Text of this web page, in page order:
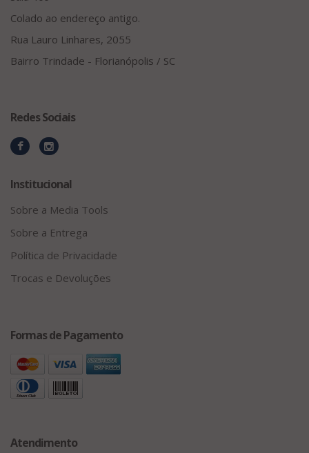
Colado ao endereço antigo.
Rua Lauro Linhares, 2055
Bairro Trindade - Florianópolis / SC
Redes Sociais
Institucional
Sobre a Media Tools
Sobre a Entrega
Política de Privacidade
Trocas e Devoluções
Formas de Pagamento
Atendimento